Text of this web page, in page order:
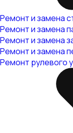
Ремонт и замена
Ремонт и замена
Ремонт и замена
Ремонт и замена
Ремонт рулевого